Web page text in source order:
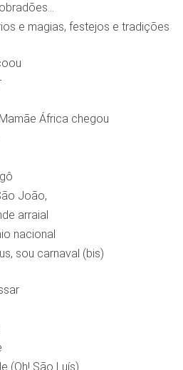
e magias, festejos e tradições
África chegou
João,
arraial
nacional
sou carnaval (bis)
(Oh! São Luís)